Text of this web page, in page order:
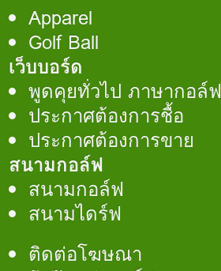
Apparel
Golf Ball
เว็บบอร์ด
พูดคุยทั่วไป ภาษากอล์ฟ
ประกาศต้องการชื้อ
ประกาศต้องการขาย
สนามกอล์ฟ
สนามกอล์ฟ
สนามไดร์ฟ
ติดต่อโฆษณา